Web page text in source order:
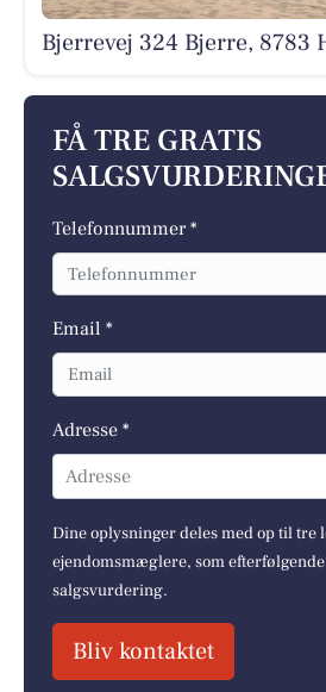
Bjerrevej 324 Bjerre, 8783
FÅ TRE GRATIS
Telefonnummer *
Email *
Adresse *
Adresse
Dine oplysninger deles med op til tre
ejendomsmæglere, som
salgsvurdering.
Bliv kontaktet